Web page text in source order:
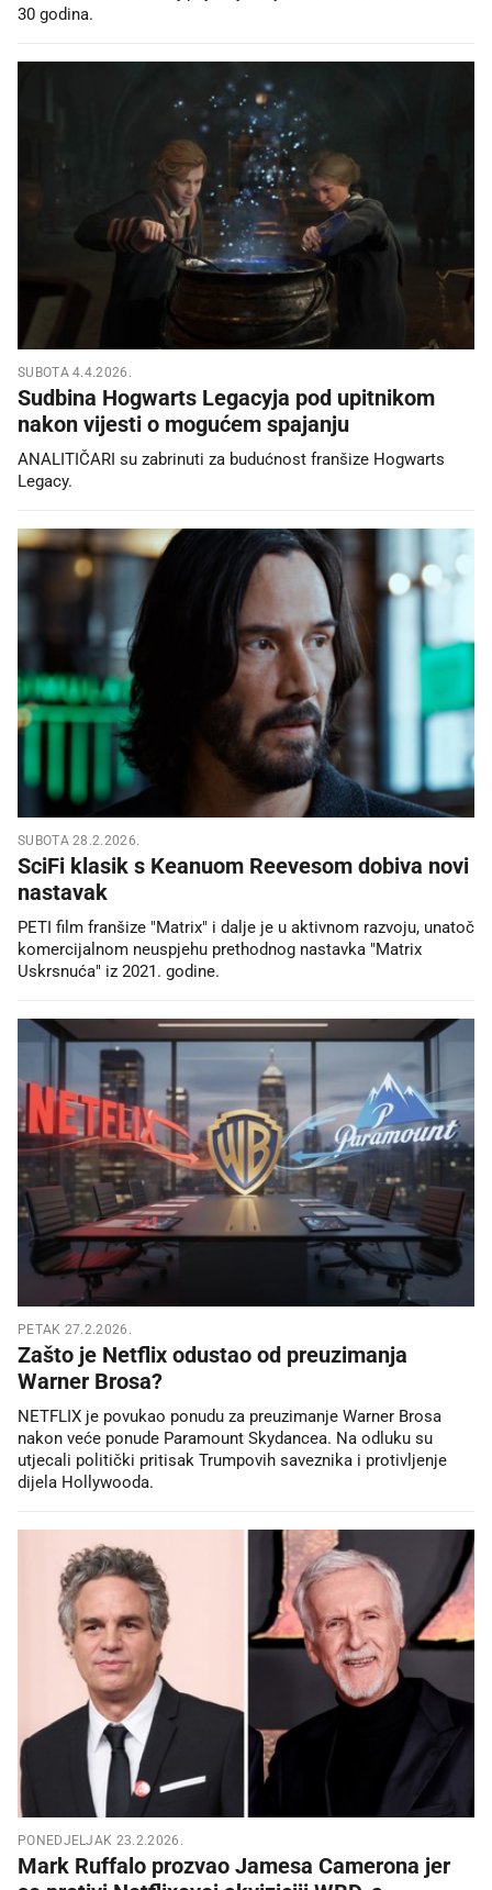
30 godina.
SUBOTA 4.4.2026.
Sudbina Hogwarts Legacyja pod upitnikom
nakon vijesti o mogućem spajanju
ANALITIČARI su zabrinuti za budućnost franšize Hogwarts
Legacy.
SUBOTA 28.2.2026.
SciFi klasik s Keanuom Reevesom dobiva novi
nastavak
PETI film franšize "Matrix" i dalje je u aktivnom razvoju, unatoč
komercijalnom neuspjehu prethodnog nastavka "Matrix
Uskrsnuća" iz 2021. godine.
PETAK 27.2.2026.
Zašto je Netflix odustao od preuzimanja
Warner Brosa?
NETFLIX je povukao ponudu za preuzimanje Warner Brosa
nakon veće ponude Paramount Skydancea. Na odluku su
utjecali politički pritisak Trumpovih saveznika i protivljenje
dijela Hollywooda.
PONEDJELJAK 23.2.2026.
Mark Ruffalo prozvao Jamesa Camerona jer